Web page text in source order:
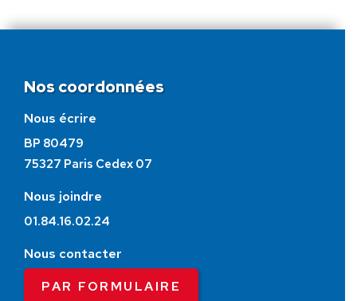
Nos coordonnées
Nous écrire
BP 80479
75327 Paris Cedex 07
Nous joindre
01.84.16.02.24
Nous contacter
PAR FORMULAIRE